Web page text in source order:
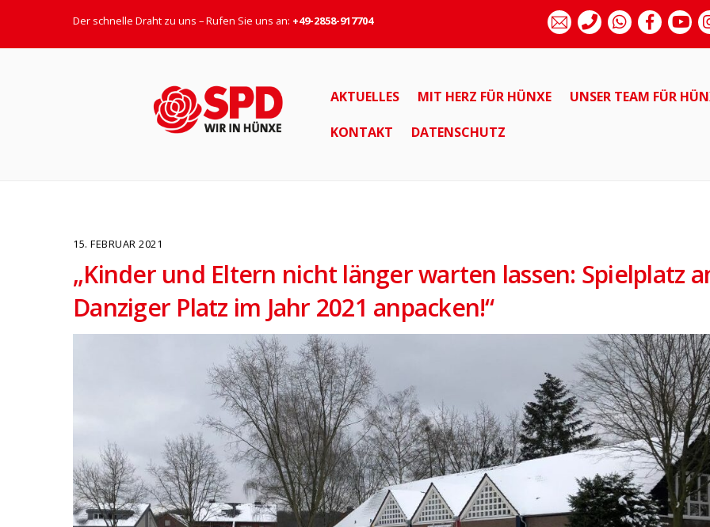
Der schnelle Draht zu uns – Rufen Sie uns an: +49-2858-917704
AKTUELLES MIT HERZ FÜR HÜNXE UNSER TEAM FÜR
KONTAKT DATENSCHUTZ
15. FEBRUAR 2021
„Kinder und Eltern nicht länger warten lassen: Spielplatz
Danziger Platz im Jahr 2021 anpacken!“